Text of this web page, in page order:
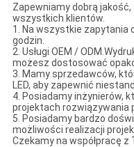
Zapewniamy dobrą
wszystkich klientów.
1. Na wszystkie zapytania
godzin.
2. Usługi OEM /
możesz dostosować
3. Mamy sprzedawców,
LED, aby zapewnić
4. Posiadamy inżynierów,
projektach rozwiązywania
5. Posiadamy bardzo
możliwości realizacji
Czekamy na współpracę z